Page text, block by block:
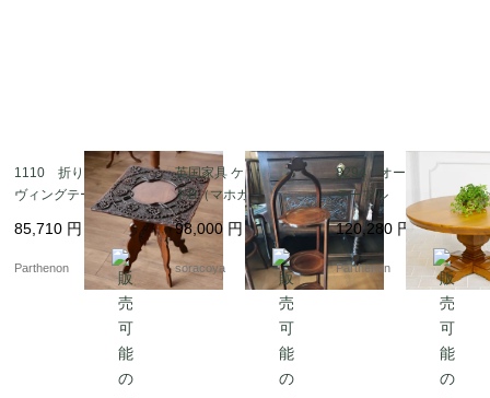
ありません。 時を重ねて深みを増した木材の色艶、ろくろ
で挽いた脚の陰影、前の持ち主たちの生活を静かに伝える小
さな痕跡―― 一台ごとに異なる個性と物語が宿り、置くだ
けで空間に“奥行き”と“温度”をもたらします。 完璧さではな
く、時間の層そのものを楽しめることが、アンティークサイ
ドテーブルの醍醐味です。
本ページでは、英国クラシックを象徴するラウンドトップか
ら、花台として映えるスリムな三脚タイプ、和洋どちらにも
1110 折り畳み式カー
ヴィングテーブル
85,710 円
Parthenon
英国家具 ケーキスタン
ドB（マホガニー）ア
フタヌーンティー
98,000 円
soracoya
8294 オークコーヒー
テーブル
120,280 円
Parthenon